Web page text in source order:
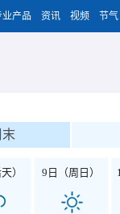
业产品 资讯 视频 节气
末
） 9日（周日）